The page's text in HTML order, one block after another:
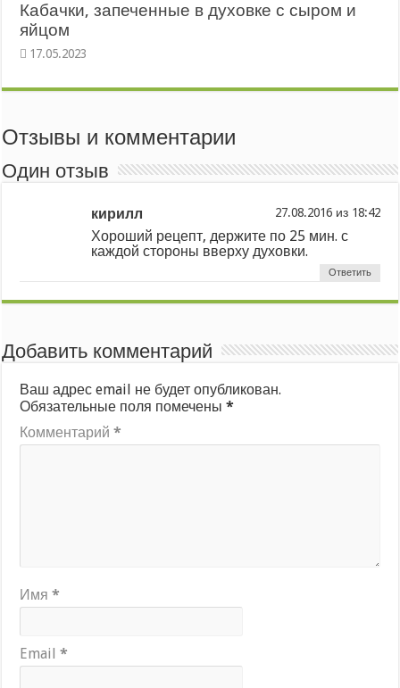
Кабачки, запеченные в духовке с сыром и
яйцом
Отзывы и комментарии
Один отзыв
кирилл из
Хороший рецепт, держите по 25 мин. с
каждой стороны вверху духовки.
Ответить
Добавить комментарий
Ваш адрес email не будет опубликован.
Обязательные поля помечены*
Комментарий*
Имя*
Email*